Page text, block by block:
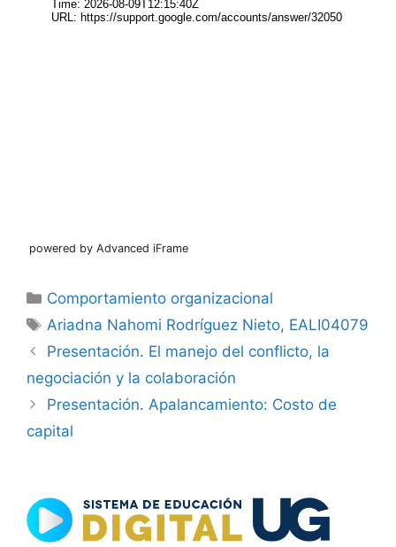
powered by Advanced iFrame
Categorías
Comportamiento organizacional
Etiquetas
Ariadna Nahomi Rodríguez Nieto, EALI04079
Presentación. El manejo del conflicto, la
negociación y la colaboración
Presentación. Apalancamiento: Costo de
capital